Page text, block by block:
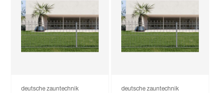
deutsche zauntechnik deutsche zauntechnik